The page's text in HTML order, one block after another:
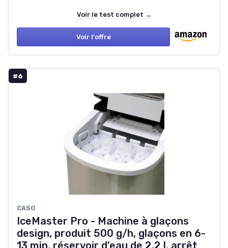
Voir le test complet →
Voir l'offre
#6
CASO
IceMaster Pro - Machine à glaçons
design, produit 500 g/h, glaçons en 6-
13 min, réservoir d'eau de 2,2 l, arrêt